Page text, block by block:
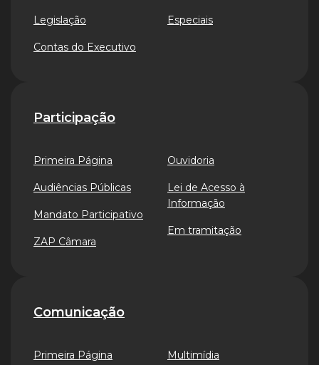
Legislação
Contas do Executivo
Especiais
Participação
Primeira Página
Audiências Públicas
Mandato Participativo
ZAP Câmara
Ouvidoria
Lei de Acesso à
Informação
Em tramitação
Comunicação
Primeira Página Multimídia